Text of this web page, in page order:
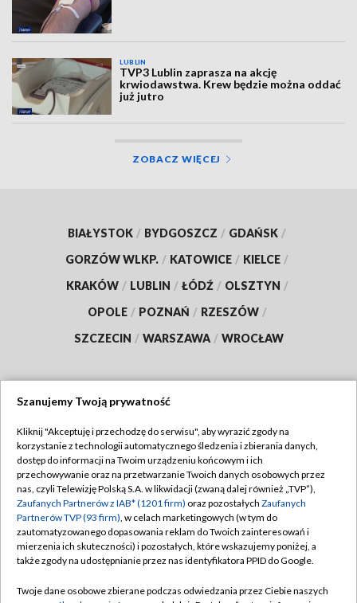
LUBLIN
TVP3 Lublin zaprasza na akcję
krwiodawstwa. Krew będzie można oddać
już jutro
ZOBACZ WIĘCEJ
BIAŁYSTOK / BYDGOSZCZ / GDAŃSK /
GORZÓW WLKP. / KATOWICE / KIELCE /
KRAKÓW / LUBLIN / ŁÓDŹ / OLSZTYN /
OPOLE / POZNAŃ / RZESZÓW /
SZCZECIN / WARSZAWA / WROCŁAW
TVP
Abonament TVP
Emisja w TVP
Centrum informacji TVP
Naziemna Telewizja Cyfrowa
Regulamin TVP
Polityka prywatności
Moje zgody
Pomoc
Szanujemy Twoją prywatność
Kliknij "Akceptuję i przechodzę do serwisu", aby wyrazić zgody na
korzystanie z technologii automatycznego śledzenia i zbierania danych,
dostęp do informacji na Twoim urządzeniu końcowym i ich
przechowywanie oraz na przetwarzanie Twoich danych osobowych przez
nas, czyli Telewizję Polską S.A. w likwidacji (zwaną dalej również „TVP”),
Zaufanych Partnerów z IAB* (1201 firm) oraz pozostałych Zaufanych
Partnerów TVP (93 firm), w celach marketingowych (w tym do
zautomatyzowanego dopasowania reklam do Twoich zainteresowań i
mierzenia ich skuteczności) i pozostałych, które wskazujemy poniżej, a
także zgody na udostępnianie przez nas identyfikatora PPID do Google.
Twoje dane osobowe zbierane podczas odwiedzania przez Ciebie naszych